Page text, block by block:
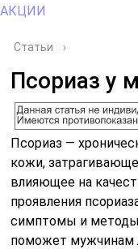
АКЦИИ
Статьи ›
Псориаз у
Псориаз —
кожи,
влияющее на
проявления
симптомы и методы
поможет мужчинам